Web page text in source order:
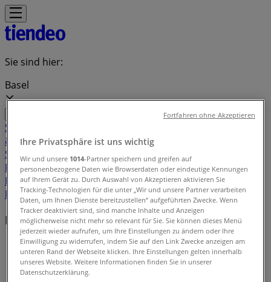
Sie sind hier:
Basel
Schnäppchen
& AccessoiresElektro & Computer
Schönheit
Baumärkte & Gartencenter Sport
BabyAuto, Motorrad & WerkstattKaufhäuserReisen &
FreizeitOptiker & GesundheitRestaurantsBücher &
BürobedarfBanken & Dienstleistungen
Lokale Marken
Tiendeo in Basel»
Markenindex
Ihre Privatsphäre ist uns wichtig
Wir und unsere 1014-Partner speichern und greifen auf
personenbezogene Daten wie Browserdaten oder eindeutige Kennungen
auf Ihrem Gerät zu. Durch Auswahl von Akzeptieren aktivieren Sie
Tracking-Technologien für die unter „Wir und unsere Partner verarbeiten
Daten, um Ihnen Dienste bereitzustellen“ aufgeführten Zwecke. Wenn
Tracker deaktiviert sind, sind manche Inhalte und Anzeigen
möglicherweise nicht mehr so relevant für Sie. Sie können dieses Menü
jederzeit wieder aufrufen, um Ihre Einstellungen zu ändern oder Ihre
Einwilligung zu widerrufen, indem Sie auf den Link Zwecke anzeigen am
unteren Rand der Webseite klicken. Ihre Einstellungen gelten innerhalb
unseres Website. Weitere Informationen finden Sie in unserer
Datenschutzerklärung.
Fortfahren ohne Akzeptieren